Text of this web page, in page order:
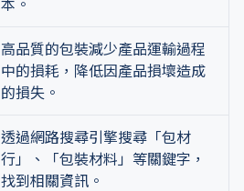
本。
高品質的包裝減少產品運輸過程
中的損耗，降低因產品損壞造成
的損失。
透過網路搜尋引擎搜尋「包材
行」、「包裝材料」等關鍵字，
找到相關資訊。